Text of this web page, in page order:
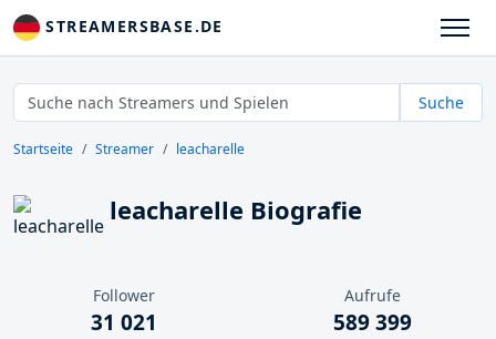
STREAMERSBASE.DE
Suche
Startseite Streamer leacharelle
leacharelle Biografie
Follower
31 021
Aufrufe
589 399